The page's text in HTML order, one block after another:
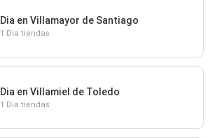
Dia en Villamayor de Santiago
1 Dia tiendas
Dia en Villamiel de Toledo
1 Dia tiendas